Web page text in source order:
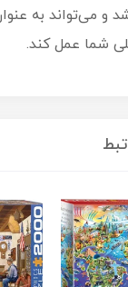
و می‌تواند به
شما عمل کند.